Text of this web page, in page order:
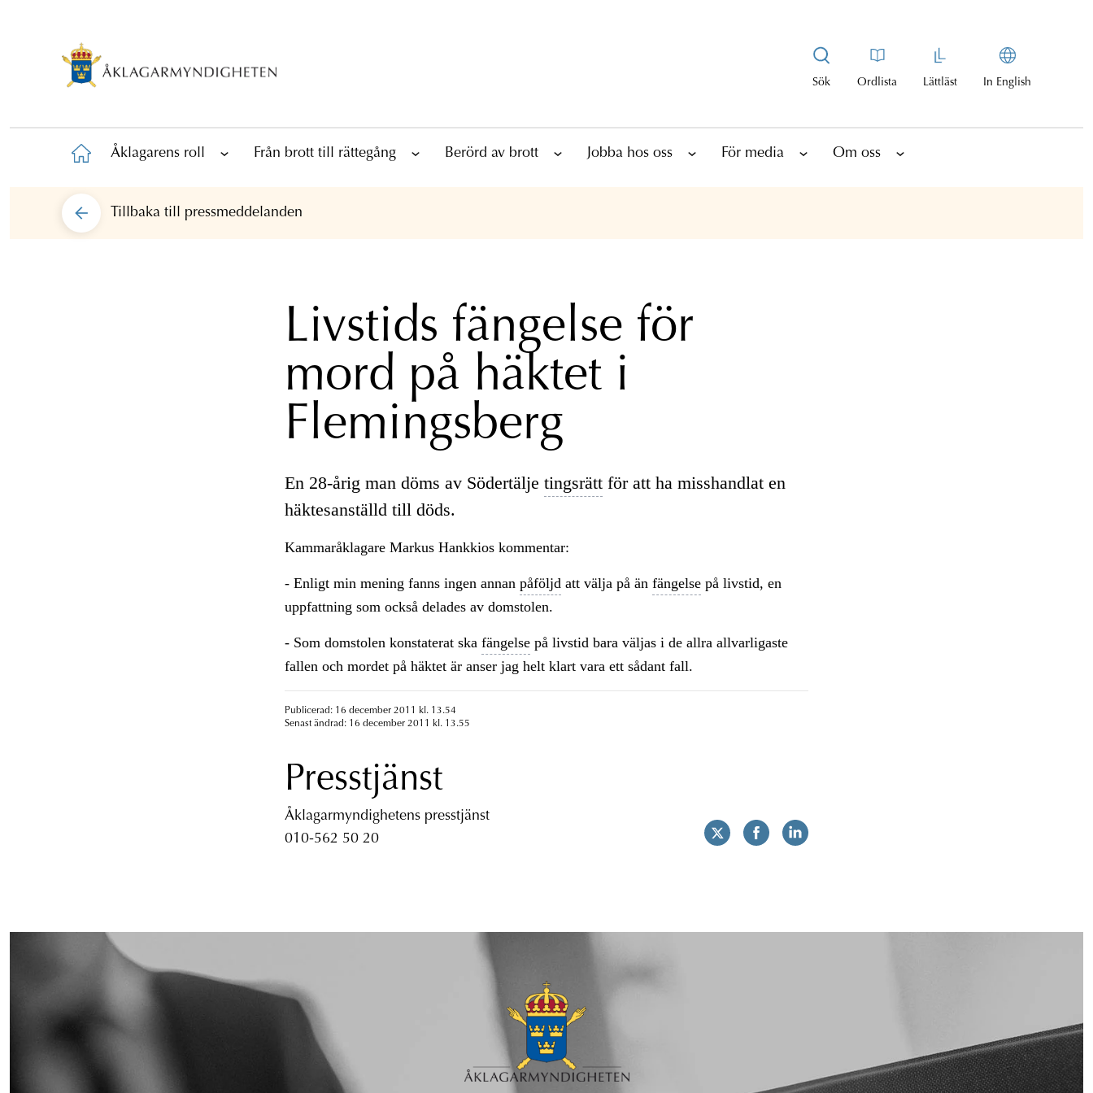
Sök Ordlista Lättläst In English
Åklagarens roll Från brott till rättegång Berörd av brott Jobba hos oss För media Om oss
Tillbaka till pressmeddelanden
Livstids fängelse för
mord på häktet i
Flemingsberg
En 28-årig man döms av Södertälje tingsrättför att ha misshandlat en
häktesanställd till döds.
Kammaråklagare Markus Hankkios kommentar:
- Enligt min mening fanns ingen annan påföljd att välja på än fängelsepå livstid, en
uppfattning som också delades av domstolen.
- Som domstolen konstaterat ska fängelsepå livstid bara väljas i de allra allvarligaste
fallen och mordet på häktet är anser jag helt klart vara ett sådant fall.
Publicerad: 16 december 2011 kl. 13.54
Senast ändrad: 16 december 2011 kl. 13.55
Presstjänst
Åklagarmyndighetens presstjänst
010-562 50 20